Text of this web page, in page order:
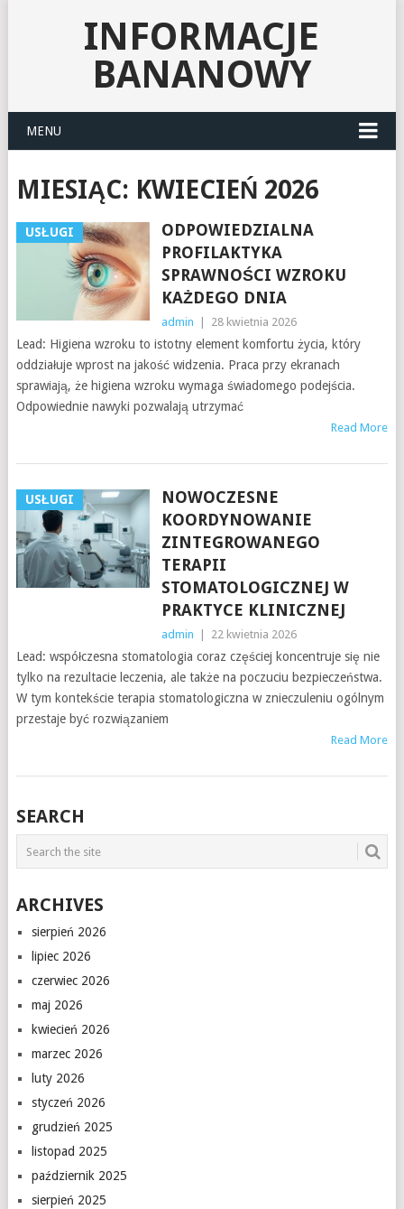
INFORMACJE
BANANOWY
MENU
MIESIĄC: KWIECIEŃ 2026
USŁUGI
ODPOWIEDZIALNA
PROFILAKTYKA
SPRAWNOŚCI WZROKU
KAŻDEGO DNIA
admin 28 kwietnia 2026
Lead: Higiena wzroku to istotny element komfortu życia, który
oddziałuje wprost na jakość widzenia. Praca przy ekranach
sprawiają, że higiena wzroku wymaga świadomego podejścia.
Odpowiednie nawyki pozwalają utrzymać
Read More
USŁUGI
NOWOCZESNE
KOORDYNOWANIE
ZINTEGROWANEGO
TERAPII
STOMATOLOGICZNEJ W
PRAKTYCE KLINICZNEJ
admin 22 kwietnia 2026
Lead: współczesna stomatologia coraz częściej koncentruje się nie
tylko na rezultacie leczenia, ale także na poczuciu bezpieczeństwa.
W tym kontekście terapia stomatologiczna w znieczuleniu ogólnym
przestaje być rozwiązaniem
Read More
SEARCH
ARCHIVES
sierpień 2026
lipiec 2026
czerwiec 2026
maj 2026
kwiecień 2026
marzec 2026
luty 2026
styczeń 2026
grudzień 2025
listopad 2025
październik 2025
sierpień 2025